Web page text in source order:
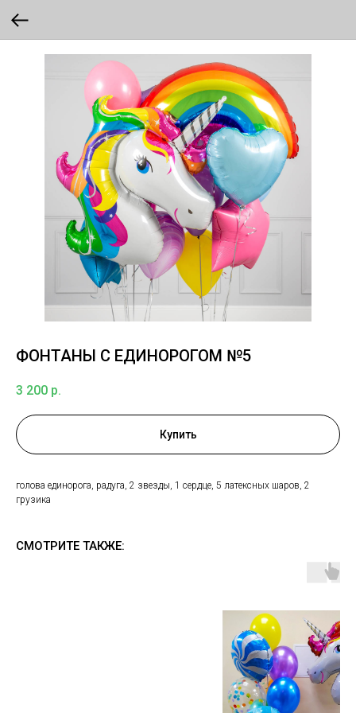
ФОНТАНЫ С ЕДИНОРОГОМ №5
3 200 р.
Купить
голова единорога, радуга, 2 звезды, 1 сердце, 5 латексных шаров, 2
грузика
СМОТРИТЕ ТАКЖЕ: